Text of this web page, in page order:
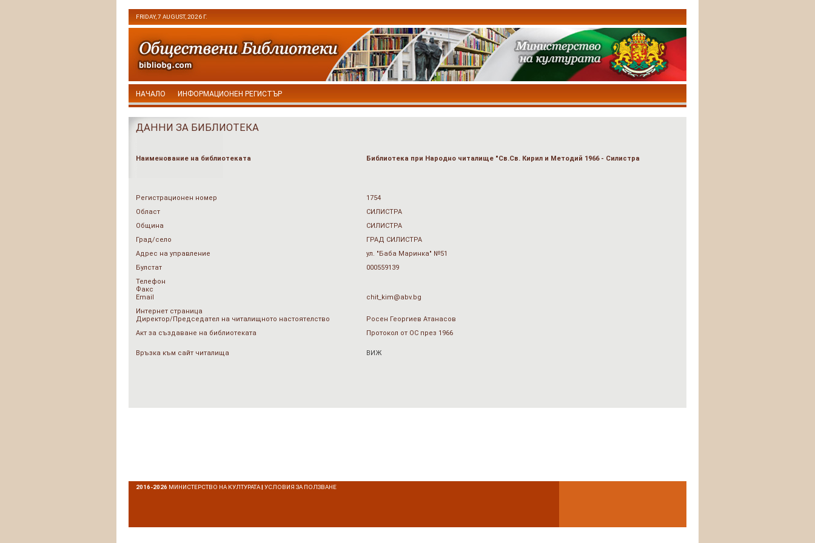
FRIDAY, 7 AUGUST, 2026 Г.
НАЧАЛО ИНФОРМАЦИОНЕН РЕГИСТЪР
ДАННИ ЗА БИБЛИОТЕКА
Наименование на библиотеката Библиотека при Народно читалище "Св.Св. Кирил и Методий 1966 - Силистра
Регистрационен номер
1754
Област
СИЛИСТРА
Община
СИЛИСТРА
Град/село
ГРАД СИЛИСТРА
Адрес на управление
ул. "Баба Маринка" №51
Булстат
000559139
Телефон
Факс
Email
chit_kim@abv.bg
Интернет страница
Директор/Председател на читалищното настоятелство
Росен Георгиев Атанасов
Акт за създаване на библиотеката
Протокол от ОС през 1966
Връзка към сайт читалища ВИЖ
2016-2026 МИНИСТЕРСТВО НА КУЛТУРАТА|УСЛОВИЯ ЗА ПОЛЗВАНЕ